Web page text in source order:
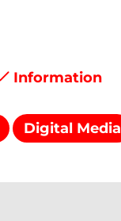
Information
Digital Media